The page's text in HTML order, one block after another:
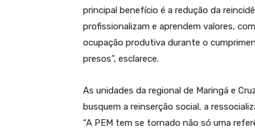
principal benefício é a redução da
profissionalizam e aprendem valores,
ocupação produtiva durante o
presos”, esclarece.
As unidades da regional de Maringá e
busquem a reinserção social, a
“A PEM tem se tornado não só uma